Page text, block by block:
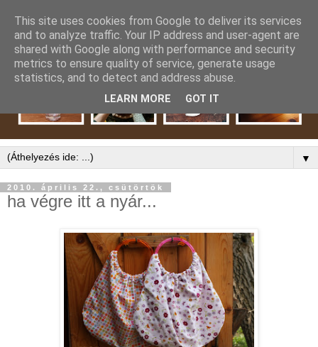
▼
2010. április 22., csütörtök
ha végre itt a nyár...
This site uses cookies from Google to deliver its services
and to analyze traffic. Your IP address and user-agent are
shared with Google along with performance and security
metrics to ensure quality of service, generate usage
statistics, and to detect and address abuse.
LEARN MORE GOT IT